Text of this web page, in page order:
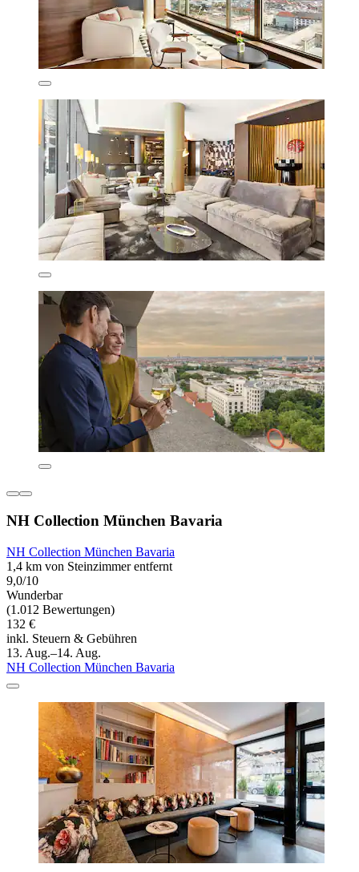
NH Collection München Bavaria
NH Collection München Bavaria
1,4 km von Steinzimmer entfernt
9,0/10
Wunderbar
(1.012 Bewertungen)
132 €
inkl. Steuern & Gebühren
13. Aug.–14. Aug.
NH Collection München Bavaria